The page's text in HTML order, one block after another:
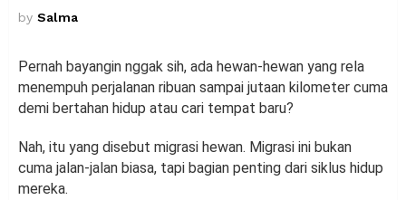
by Salma
Pernah bayangin nggak sih, ada hewan-hewan yang rela
menempuh perjalanan ribuan sampai jutaan kilometer cuma
demi bertahan hidup atau cari tempat baru?
Nah, itu yang disebut migrasi hewan. Migrasi ini bukan
cuma jalan-jalan biasa, tapi bagian penting dari siklus hidup
mereka.